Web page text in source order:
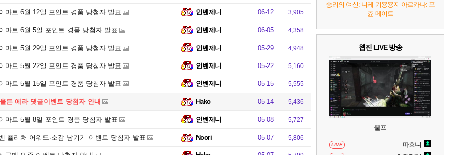
마트 6월 12일 포인트 경품 당첨자 발표 인벤제니 06-12 3,905
마트 6월 5일 포인트 경품 당첨자 발표 인벤제니 06-05 4,358
마트 5월 29일 포인트 경품 당첨자 발표 인벤제니 05-29 4,948
마트 5월 22일 포인트 경품 당첨자 발표 인벤제니 05-22 5,160
마트 5월 15일 포인트 경품 당첨자 발표 인벤제니 05-15 5,555
든 에라 댓글이벤트 당첨자 안내 Hako 05-14 5,436
마트 5월 8일 포인트 경품 당첨자 발표 인벤제니 05-08 5,727
퓰리처 어워드·소감 남기기 이벤트 당첨자 발표 Noori 05-07 5,806
승리의 여신: 니케 기묭묭지 아르카나: 포
츈 메이트
웹진 LIVE 방송
울프
LIVE 따효니